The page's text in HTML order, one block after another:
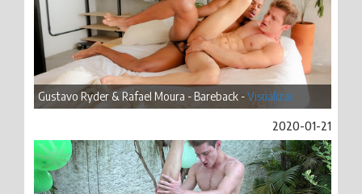
Gustavo Ryder & Rafael Moura - Bareback -Visualizar
2020-01-21